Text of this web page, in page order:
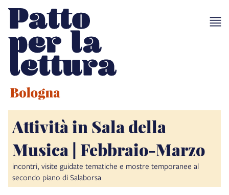
Attività in Sala della
Musica | Febbraio-Marzo
incontri, visite guidate tematiche e mostre temporanee al
secondo piano di Salaborsa